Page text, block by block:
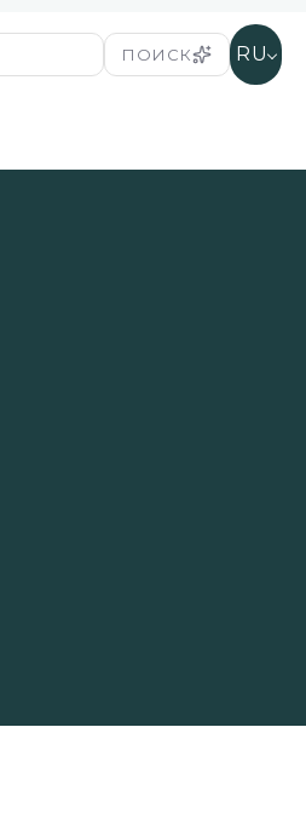
ПОИСК RU